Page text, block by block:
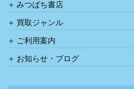
みつばち書店
買取ジャンル
ご利用案内
お知らせ・ブログ